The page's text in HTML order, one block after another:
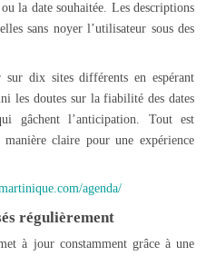
la date souhaitée. Les descriptions
sans noyer l’utilisateur sous des
dix sites différents en espérant
les doutes sur la fiabilité des dates
gâchent l’anticipation. Tout est
claire pour une expérience
agenda/
régulièrement
à jour constamment grâce à une